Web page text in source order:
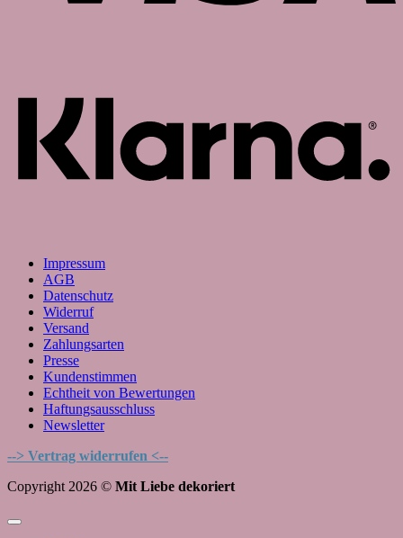
Impressum
AGB
Datenschutz
Widerruf
Versand
Zahlungsarten
Presse
Kundenstimmen
Echtheit von Bewertungen
Haftungsausschluss
Newsletter
--> Vertrag widerrufen <--
Copyright 2026 © Mit Liebe dekoriert